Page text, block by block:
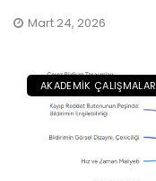
Mart 24, 2026
AKADEMIK ÇALIŞMALAR